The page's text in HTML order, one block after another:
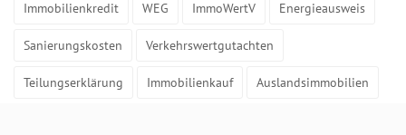
Immobilienkredit WEG ImmoWertV Energieausweis
Sanierungskosten Verkehrswertgutachten
Teilungserklärung Immobilienkauf Auslandsimmobilien